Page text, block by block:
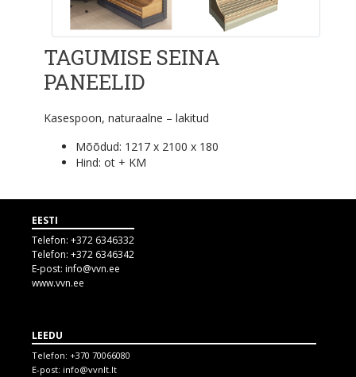
TAGUMISE SEINA
PANEELID
Kasespoon, naturaalne – lakitud
Mõõdud: 1217 x 2100 x 180
Hind: ot + KM
EESTI
Telefon: +372 6346332
Telefon: +372 6346342
E-post: info@vvn.ee
www.vvn.ee
LEEDU
Telefon: +370 70066080
E-post: info@vvnlt.lt